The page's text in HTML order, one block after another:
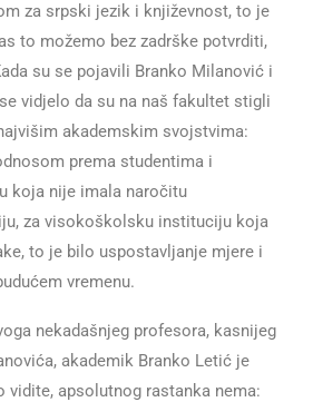
za srpski jezik i književnost, to je
to možemo bez zadrške potvrditi,
su se pojavili Branko Milanović i
vidjelo da su na naš fakultet stigli
akademskim svojstvima:
prema studentima i
koja nije imala naročitu
za visokoškolsku instituciju koja
to je bilo uspostavljanje mjere i
vremenu.
nekadašnjeg profesora, kasnijeg
akademik Branko Letić je
vidite, apsolutnog rastanka nema: